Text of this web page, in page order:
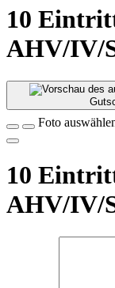
10
AHV/IV/
Foto
10
AHV/IV/